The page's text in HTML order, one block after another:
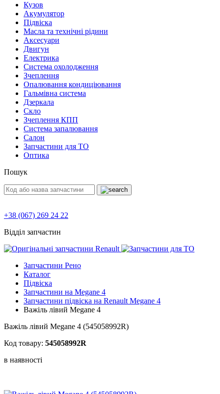
Кузов
Акумулятор
Підвіска
Масла та технічні рідини
Аксесуари
Двигун
Електрика
Система охолодження
Зчеплення
Опалювання кондиціювання
Гальмівна система
Дзеркала
Скло
Зчеплення КПП
Система запалювання
Салон
Запчастини для ТО
Оптика
Пошук
+38 (067) 269 24 22
Відділ запчастин
Запчастини Рено
Каталог
Підвіска
Запчастини на Megane 4
Запчастини підвіска на Renault Megane 4
Важіль лівий Megane 4
Важіль лівий Megane 4 (545058992R)
Код товару: 545058992R
в наявностi